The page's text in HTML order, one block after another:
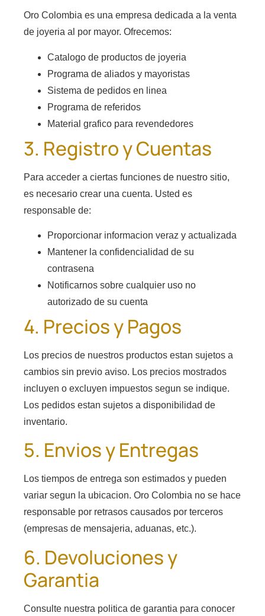
Oro Colombia es una empresa dedicada a la venta
de joyeria al por mayor. Ofrecemos:
Catalogo de productos de joyeria
Programa de aliados y mayoristas
Sistema de pedidos en linea
Programa de referidos
Material grafico para revendedores
3. Registro y Cuentas
Para acceder a ciertas funciones de nuestro sitio,
es necesario crear una cuenta. Usted es
responsable de:
Proporcionar informacion veraz y actualizada
Mantener la confidencialidad de su
contrasena
Notificarnos sobre cualquier uso no
autorizado de su cuenta
4. Precios y Pagos
Los precios de nuestros productos estan sujetos a
cambios sin previo aviso. Los precios mostrados
incluyen o excluyen impuestos segun se indique.
Los pedidos estan sujetos a disponibilidad de
inventario.
5. Envios y Entregas
Los tiempos de entrega son estimados y pueden
variar segun la ubicacion. Oro Colombia no se hace
responsable por retrasos causados por terceros
(empresas de mensajeria, aduanas, etc.).
6. Devoluciones y
Garantia
Consulte nuestra politica de garantia para conocer